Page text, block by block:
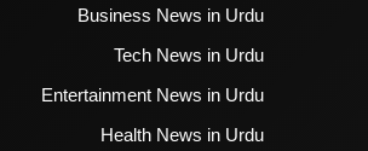
Business News in Urdu
Tech News in Urdu
Entertainment News in Urdu
Health News in Urdu